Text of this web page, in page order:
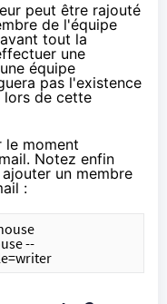
peut être rajouté
de l'équipe
tout la
une
équipe
pas l'existence
lors de cette
le moment
Notez enfin
un membre
:
--